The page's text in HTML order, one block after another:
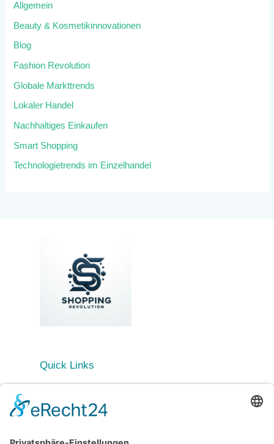
Allgemein
Beauty & Kosmetikinnovationen
Blog
Fashion Revolution
Globale Markttrends
Lokaler Handel
Nachhaltiges Einkaufen
Smart Shopping
Technologietrends im Einzelhandel
Quick Links
Blog